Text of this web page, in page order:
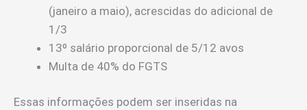
(janeiro a maio), acrescidas do adicional de
1/3
13º salário proporcional de 5/12 avos
Multa de 40% do FGTS
Essas informações podem ser inseridas na